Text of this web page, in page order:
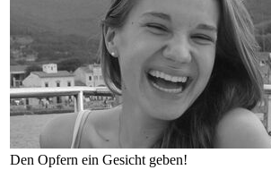
Den Opfern ein Gesicht geben!